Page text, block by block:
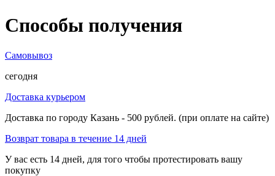
Способы получения
Самовывоз
сегодня
Доставка курьером
Доставка по городу Казань - 500 рублей. (при оплате на сайте)
Возврат товара в течение 14 дней
У вас есть 14 дней, для того чтобы протестировать вашу
покупку